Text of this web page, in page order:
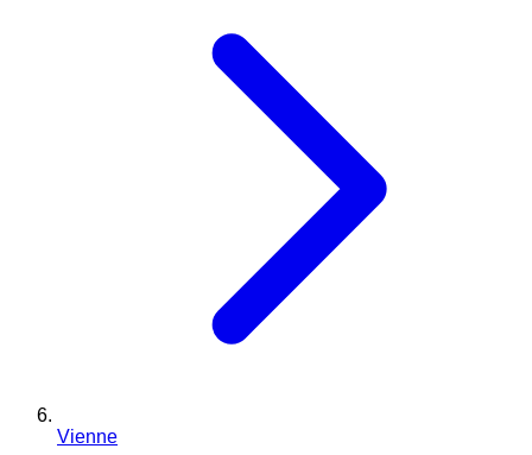
Vienne